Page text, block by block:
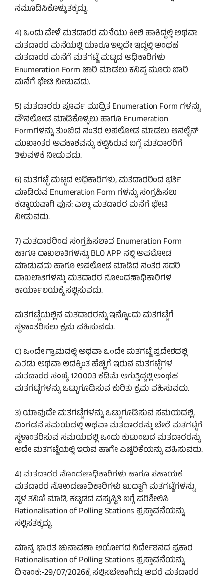
ನಮೂದಿಸಿಕೊಳ್ಳುತಕ್ಕದ್ದು.
4) ಒಂದು ವೇಳೆ ಮತದಾರರ ಮನೆಯು ಕೀಲಿ ಹಾಕಿದ್ದಲ್ಲಿ ಅಥವಾ
ಮತದಾರರ ಮನೆಯಲ್ಲಿ ಯಾರೂ ಇಲ್ಲದೇ ಇದ್ದಲ್ಲಿ ಅಂಥಹ
ಮತದಾರರ ಮನೆಗೆ ಮತಗಟ್ಟೆ ಮಟ್ಟದ ಅಧಿಕಾರಿಗಳು
Enumeration Form ಜಾರಿ ಮಾಡಲು ಕನಿಷ್ಟ ಮೂರು ಬಾರಿ
ಮನೆಗೆ ಭೇಟಿ ನೀಡುವದು.
5) ಮತದಾರರು ಪೂರ್ವ ಮುದ್ರಿತ Enumeration Form ಗಳನ್ನು
ಡೌನಲೋಡ ಮಾಡಿಕೊಳ್ಳಲು ಹಾಗೂ Enumeration
Formಗಳನ್ನು ತುಂಬಿದ ನಂತರ ಅಪಲೋಡ ಮಾಡಲು ಆನಲೈನ್
ಮುಖಾಂತರ ಅವಕಾಶವನ್ನು ಕಲ್ಪಿಸಿರುವ ಬಗ್ಗೆ ಮತದಾರರಿಗೆ
ತಿಳುವಳಿಕೆ ನೀಡುವದು.
6) ಮತಗಟ್ಟೆ ಮಟ್ಟದ ಅಧಿಕಾರಿಗಳು, ಮತದಾರರಿಂದ ಭರ್ತಿ
ಮಾಡಿರುವ Enumeration Form ಗಳನ್ನು ಸಂಗ್ರಹಿಸಲು
ಕಡ್ಡಾಯವಾಗಿ ಪುನ: ಎಲ್ಲಾ ಮತದಾರರ ಮನೆಗೆ ಭೇಟಿ
ನೀಡುವದು.
7) ಮತದಾರರಿಂದ ಸಂಗ್ರಹಿಸಲಾದ Enumeration Form
ಹಾಗೂ ದಾಖಲಾತಿಗಳನ್ನು BLO APP ನಲ್ಲಿ ಅಪಲೋಡ
ಮಾಡುವದು ಹಾಗೂ ಅಪಲೋಡ ಮಾಡಿದ ನಂತರ ಸದರಿ
ದಾಖಲಾತಿಗಳನ್ನು ಮತದಾರರ ನೋಂದಣಾಧಿಕಾರಿಗಳ
ಕಾರ್ಯಾಲಯಕ್ಕೆ ಸಲ್ಲಿಸುವದು.
ಮತಗಟ್ಟೆಯಲ್ಲಿನ ಮತದಾರರನ್ನು ಇನ್ನೊಂದು ಮತಗಟ್ಟೆಗೆ
ಸ್ಥಳಾಂತರಿಸಲು ಕ್ರಮ ವಹಿಸುವದು.
C) ಒಂದೇ ಗ್ರಾಮದಲ್ಲಿ ಅಥವಾ ಒಂದೇ ಮತಗಟ್ಟೆ ಪ್ರದೇಶದಲ್ಲಿ
ಎರಡು ಅಥವಾ ಅದಕ್ಕಿಂತ ಹೆಚ್ಚಿಗೆ ಇರುವ ಮತಗಟ್ಟೆಗಳ
ಮತದಾರರ ಸಂಖ್ಯೆ 120003 ಕಡಿಮೆ ಆಗುತ್ತಿದ್ದಲ್ಲಿ ಅಂಥಹ
ಮತಗಟ್ಟೆಗಳನ್ನು ಒಟ್ಟುಗೂಡಿಸುವ ಕುರಿತು ಕ್ರಮ ವಹಿಸುವದು.
3) ಯಾವುದೇ ಮತಗಟ್ಟೆಗಳನ್ನು ಒಟ್ಟುಗೂಡಿಸುವ ಸಮಯದಲ್ಲಿ,
ವಿಂಗಡನೆ ಸಮಯದಲ್ಲಿ ಅಥವಾ ಮತದಾರರನ್ನು ಬೇರೆ ಮತಗಟ್ಟೆಗೆ
ಸ್ಥಳಾಂತರಿಸುವ ಸಮಯದಲ್ಲಿ ಒಂದು ಕುಟುಂಬದ ಮತದಾರರನ್ನು
ಅದೇ ಮತಗಟ್ಟೆಯಲ್ಲಿ ಇರುವ ಹಾಗೇ ಎಚ್ಚರಿಕೆಯನ್ನು ವಹಿಸುವದು.
4) ಮತದಾರರ ನೊಂದಣಾಧಿಕಾರಿಗಳು ಹಾಗೂ ಸಹಾಯಕ
ಮತದಾರರ ನೋಂದಣಾಧಿಕಾರಿಗಳು ಖುದ್ದಾಗಿ ಮತಗಟ್ಟೆಗಳನ್ನು
ಸ್ಥಳ ತನಿಖೆ ಮಾಡಿ, ಕಟ್ಟಡದ ವಸ್ತುಸ್ಥಿತಿ ಬಗ್ಗೆ ಪರಿಶೀಲಿಸಿ
Rationalisation of Polling Stations ಪ್ರಸ್ತಾವನೆಯನ್ನು
ಸಲ್ಲಿಸತಕ್ಕದ್ದು.
ಮಾನ್ಯ ಭಾರತ ಚುನಾವಣಾ ಆಯೋಗದ ನಿರ್ದೇಶನದ ಪ್ರಕಾರ
Rationalisation of Polling Stations ಪ್ರಸ್ತಾವನೆಯನ್ನು
ದಿನಾಂಕ:-29/07/2026ಕ್ಕೆ ಸಲ್ಲಿಸಬೇಕಾಗಿದ್ದು ಆದರೆ ಮತದಾರರ